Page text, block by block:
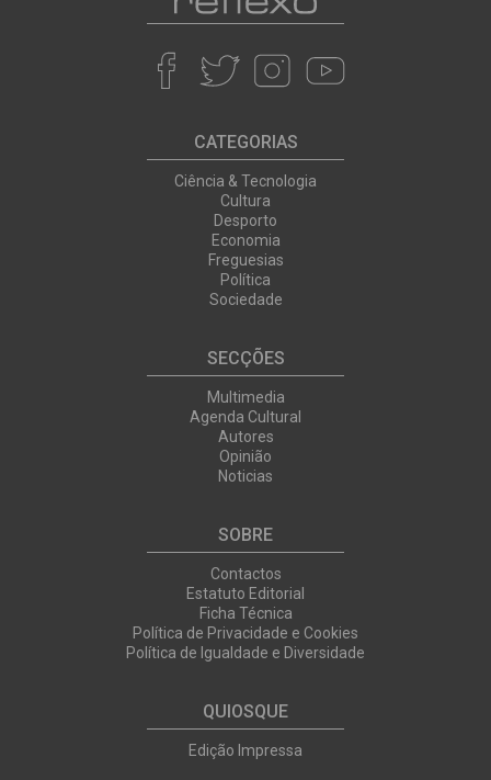
CATEGORIAS
Ciência & Tecnologia
Cultura
Desporto
Economia
Freguesias
Política
Sociedade
SECÇÕES
Multimedia
Agenda Cultural
Autores
Opinião
Noticias
SOBRE
Contactos
Estatuto Editorial
Ficha Técnica
Política de Privacidade e Cookies
Política de Igualdade e Diversidade
QUIOSQUE
Edição Impressa